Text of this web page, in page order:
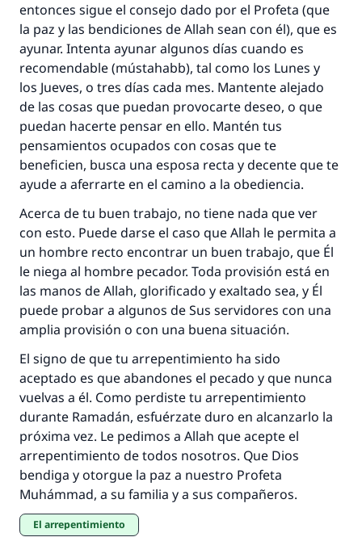
entonces sigue el consejo dado por el Profeta (que
la paz y las bendiciones de Allah sean con él), que es
ayunar. Intenta ayunar algunos días cuando es
recomendable (mústahabb), tal como los Lunes y
los Jueves, o tres días cada mes. Mantente alejado
de las cosas que puedan provocarte deseo, o que
puedan hacerte pensar en ello. Mantén tus
pensamientos ocupados con cosas que te
beneficien, busca una esposa recta y decente que te
ayude a aferrarte en el camino a la obediencia.
Acerca de tu buen trabajo, no tiene nada que ver
con esto. Puede darse el caso que Allah le permita a
un hombre recto encontrar un buen trabajo, que Él
le niega al hombre pecador. Toda provisión está en
las manos de Allah, glorificado y exaltado sea, y Él
puede probar a algunos de Sus servidores con una
amplia provisión o con una buena situación.
El signo de que tu arrepentimiento ha sido
aceptado es que abandones el pecado y que nunca
vuelvas a él. Como perdiste tu arrepentimiento
durante Ramadán, esfuérzate duro en alcanzarlo la
próxima vez. Le pedimos a Allah que acepte el
arrepentimiento de todos nosotros. Que Dios
bendiga y otorgue la paz a nuestro Profeta
Muhámmad, a su familia y a sus compañeros.
El arrepentimiento